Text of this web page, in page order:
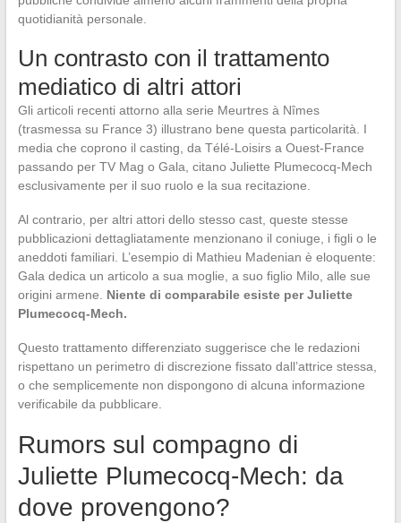
quotidianità personale.
Un contrasto con il trattamento
mediatico di altri attori
Gli articoli recenti attorno alla serie Meurtres à Nîmes
(trasmessa su France 3) illustrano bene questa particolarità. I
media che coprono il casting, da Télé-Loisirs a Ouest-France
passando per TV Mag o Gala, citano Juliette Plumecocq-Mech
esclusivamente per il suo ruolo e la sua recitazione.
Al contrario, per altri attori dello stesso cast, queste stesse
pubblicazioni dettagliatamente menzionano il coniuge, i figli o le
aneddoti familiari. L’esempio di Mathieu Madenian è eloquente:
Gala dedica un articolo a sua moglie, a suo figlio Milo, alle sue
origini armene. Niente di comparabile esiste per Juliette
Plumecocq-Mech.
Questo trattamento differenziato suggerisce che le redazioni
rispettano un perimetro di discrezione fissato dall’attrice stessa,
o che semplicemente non dispongono di alcuna informazione
verificabile da pubblicare.
Rumors sul compagno di
Juliette Plumecocq-Mech: da
dove provengono?